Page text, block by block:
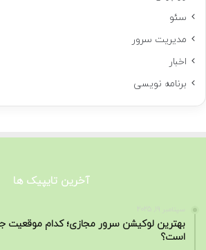
سئو
مدیریت سرور
اخبار
برنامه نویسی
آخرین تایپیک ها
بهترین لوکیشن سرور مجازی؛ کدام موقعیت
است؟